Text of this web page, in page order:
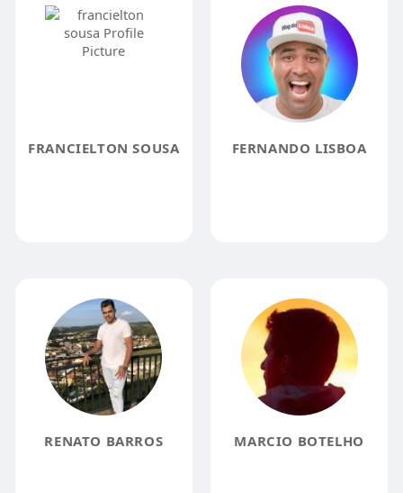
FRANCIELTON SOUSA FERNANDO LISBOA
RENATO BARROS MARCIO BOTELHO